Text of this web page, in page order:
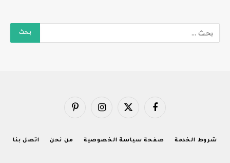
فيسبوك X
الانستغرامبينتيريست
شروط الخدمة صفحة سياسة الخصوصية من نحن اتصل بنا